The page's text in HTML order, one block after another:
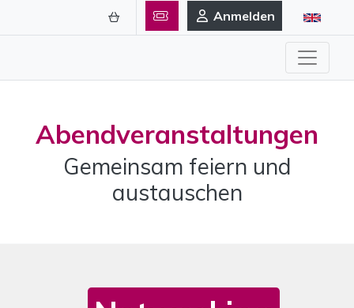
Anmelden
Abendveranstaltungen
Gemeinsam feiern und
austauschen